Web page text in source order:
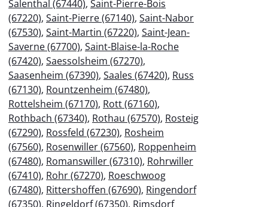
Salenthal (67440), Saint-Pierre-Bois
(67220), Saint-Pierre (67140), Saint-Nabor
(67530), Saint-Martin (67220), Saint-Jean-
Saverne (67700), Saint-Blaise-la-Roche
(67420), Saessolsheim (67270),
Saasenheim (67390), Saales (67420), Russ
(67130), Rountzenheim (67480),
Rottelsheim (67170), Rott (67160),
Rothbach (67340), Rothau (67570), Rosteig
(67290), Rossfeld (67230), Rosheim
(67560), Rosenwiller (67560), Roppenheim
(67480), Romanswiller (67310), Rohrwiller
(67410), Rohr (67270), Roeschwoog
(67480), Rittershoffen (67690), Ringendorf
(67350), Ringeldorf (67350), Rimsdorf